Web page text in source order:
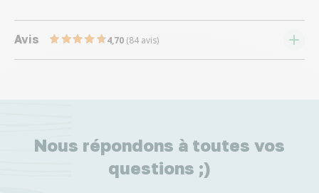
Avis 4,70 (84 avis)
Nous répondons à toutes vos
questions ;)